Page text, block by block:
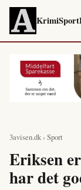
KrimiSport
3avisen.dk› Sport
Eriksen
har det